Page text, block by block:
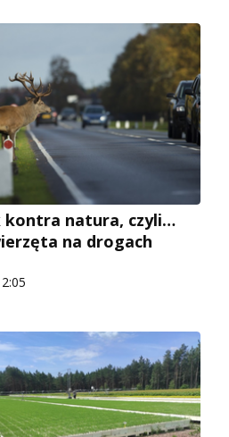
kontra natura, czyli…
na drogach